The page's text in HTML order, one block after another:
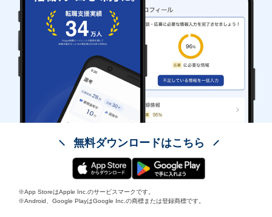
無料ダウンロードはこちら
※App StoreはApple Inc.のサービスマークです。
※Android、Google PlayはGoogle Inc.の商標または登録商標です。